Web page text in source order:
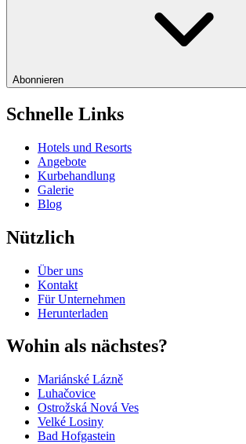
Abonnieren
Schnelle Links
Hotels und Resorts
Angebote
Kurbehandlung
Galerie
Blog
Nützlich
Über uns
Kontakt
Für Unternehmen
Herunterladen
Wohin als nächstes?
Mariánské Lázně
Luhačovice
Ostrožská Nová Ves
Velké Losiny
Bad Hofgastein